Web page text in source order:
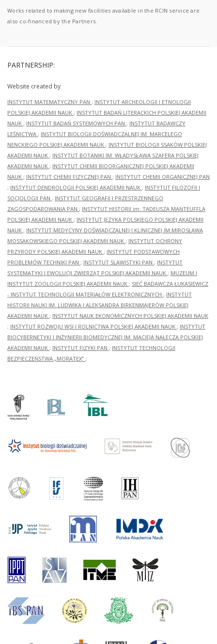
Works related to making new facilities available in the RCIN service are
also co-financed by the Partners.
PARTNERSHIP:
Website created by
INSTYTUT MATEMATYCZNY PAN ; INSTYTUT ARCHEOLOGII I ETNOLOGII
POLSKIEJ AKADEMII NAUK ; INSTYTUT BADAŃ LITERACKICH POLSKIEJ AKADEMII
NAUK ; INSTYTUT BADAŃ SYSTEMOWYCH PAN ; INSTYTUT BADAWCZY
LEŚNICTWA ; INSTYTUT BIOLOGII DOŚWIADCZALNEJ IM. MARCELEGO
NENCKIEGO POLSKIEJ AKADEMII NAUK ; INSTYTUT BIOLOGII SSAKÓW POLSKIEJ
AKADEMII NAUK ; INSTYTUT BOTANIKI IM. WŁADYSŁAWA SZAFERA POLSKIEJ
AKADEMII NAUK ; INSTYTUT CHEMII BIOORGANICZNEJ POLSKIEJ AKADEMII
NAUK ; INSTYTUT CHEMII FIZYCZNEJ PAN ; INSTYTUT CHEMII ORGANICZNEJ PAN
; INSTYTUT DENDROLOGII POLSKIEJ AKADEMII NAUK ; INSTYTUT FILOZOFII I
SOCJOLOGII PAN ; INSTYTUT GEOGRAFII I PRZESTRZENNEGO
ZAGOSPODAROWANIA PAN ; INSTYTUT HISTORII im. TADEUSZA MANTEUFFLA
POLSKIEJ AKADEMII NAUK ; INSTYTUT JĘZYKA POLSKIEGO POLSKIEJ AKADEMII
NAUK ; INSTYTUT MEDYCYNY DOŚWIADCZALNEJ I KLINICZNEJ IM.MIROSŁAWA
MOSSAKOWSKIEGO POLSKIEJ AKADEMII NAUK ; INSTYTUT OCHRONY
PRZYRODY POLSKIEJ AKADEMII NAUK ; INSTYTUT PODSTAWOWYCH
PROBLEMÓW TECHNIKI PAN ; INSTYTUT SLAWISTYKI PAN ; INSTYTUT
SYSTEMATYKI I EWOLUCJI ZWIERZĄT POLSKIEJ AKADEMII NAUK ; MUZEUM I
INSTYTUT ZOOLOGII POLSKIEJ AKADEMII NAUK ; SIEĆ BADAWCZA ŁUKASIEWICZ
- INSTYTUT TECHNOLOGII MATERIAŁÓW ELEKTRONICZNYCH ; INSTYTUT
HISTORII NAUKI IM. LUDWIKA I ALEKSANDRA BIRKENMAJERÓW POLSKIEJ
AKADEMII NAUK ; INSTYTUT NAUK EKONOMICZNYCH POLSKIEJ AKADEMII NAUK
; INSTYTUT ROZWOJU WSI I ROLNICTWA POLSKIEJ AKADEMII NAUK ; INSTYTUT
BIOCYBERNETYKI I INŻYNIERII BIOMEDYCZNEJ IM. MACIEJA NAŁĘCZA POLSKIEJ
AKADEMII NAUK ; INSTYTUT FIZYKI PAN ; INSTYTUT TECHNOLOGII
BEZPIECZEŃSTWA „MORATEX” ;